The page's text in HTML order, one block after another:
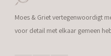
Moes & Griet vertegenwoordigt
voor detail met elkaar gemeen